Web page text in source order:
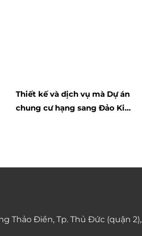
Thiết kế và dịch vụ mà Dự án
chung cư hạng sang Đảo Kim
Thảo Điền, Tp. Thủ Đức (quận 2),